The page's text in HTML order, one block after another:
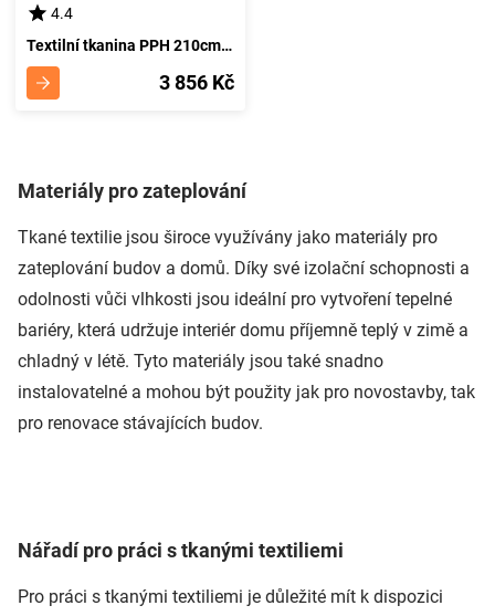
4.4
Textilní tkanina PPH 210cm černá kompletní cívka
3 856 Kč
Materiály pro zateplování
Tkané textilie jsou široce využívány jako materiály pro
zateplování budov a domů. Díky své izolační schopnosti a
odolnosti vůči vlhkosti jsou ideální pro vytvoření tepelné
bariéry, která udržuje interiér domu příjemně teplý v zimě a
chladný v létě. Tyto materiály jsou také snadno
instalovatelné a mohou být použity jak pro novostavby, tak
pro renovace stávajících budov.
Nářadí pro práci s tkanými textiliemi
Pro práci s tkanými textiliemi je důležité mít k dispozici